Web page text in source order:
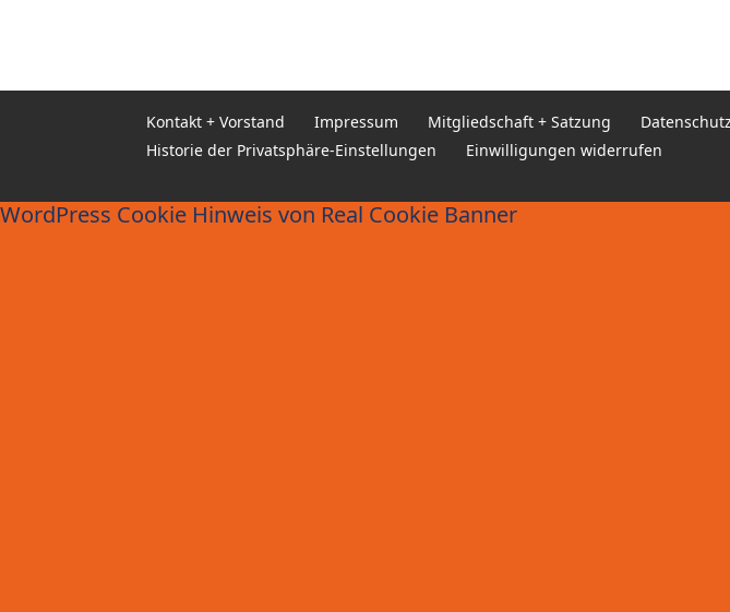
Kontakt + Vorstand Impressum Mitgliedschaft + Satzung
Historie der Privatsphäre-Einstellungen
Einwilligungen widerrufen
WordPress Cookie Hinweis von Real Cookie Banner